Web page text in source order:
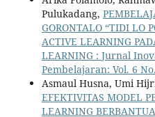
Pulukadang,
GORONTALO “TIDI LO
ACTIVE LEARNING
LEARNING : Jurnal
Pembelajaran: Vol. 6
Asmaul Husna, Umi
EFEKTIVITAS MODEL
LEARNING